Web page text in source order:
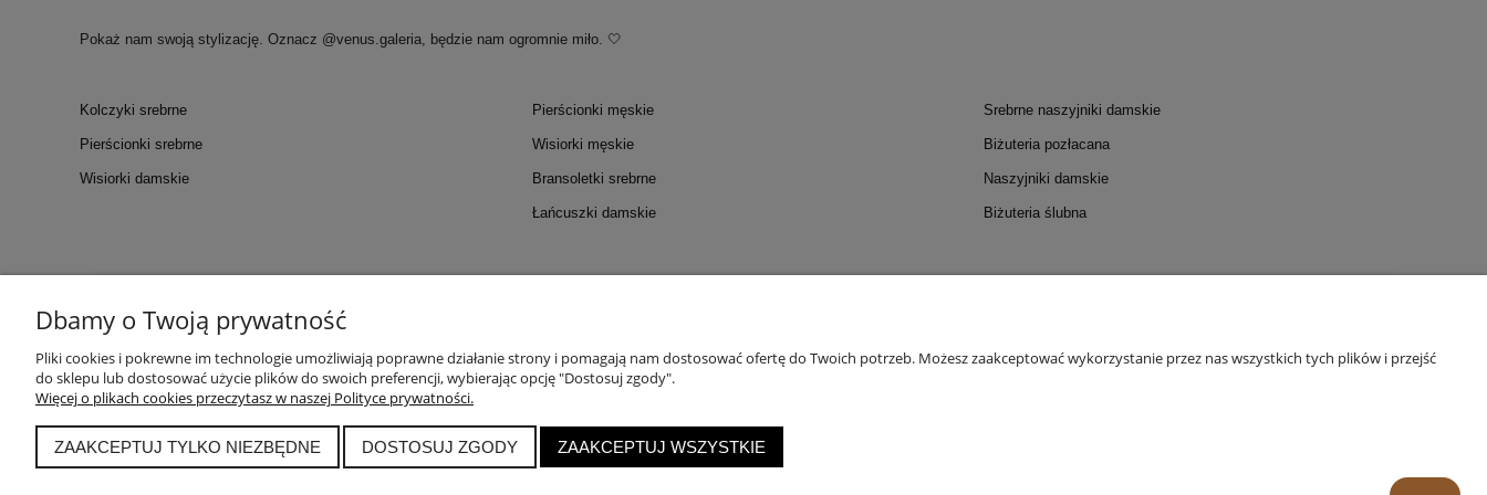
Pokaż nam swoją stylizację. Oznacz @venus.galeria, będzie nam ogromnie miło. 🤍
Kolczyki srebrne
Pierścionki srebrne
Wisiorki damskie
Pierścionki męskie
Wisiorki męskie
Bransoletki srebrne
Łańcuszki damskie
Srebrne naszyjniki damskie
Biżuteria pozłacana
Naszyjniki damskie
Biżuteria ślubna
KONTAKT
Kontakt
WARSZTATY
Blog
Tabela rozmiarów
Polskie Cechy Probiercze
Archiwum produktów
Twoje zamówienia
Formy płatności
Polityka prywatności
Dbamy o Twoją prywatność
Pliki cookies i pokrewne im technologie umożliwiają poprawne działanie strony i pomagają nam dostosować ofertę do Twoich potrzeb. Możesz zaakceptować wykorzystanie przez nas wszystkich tych plików i przejść
do sklepu lub dostosować użycie plików do swoich preferencji, wybierając opcję "Dostosuj zgody".
Więcej o plikach cookies przeczytasz w naszej Polityce prywatności.
ZAAKCEPTUJ TYLKO NIEZBĘDNE DOSTOSUJ ZGODY ZAAKCEPTUJ WSZYSTKIE